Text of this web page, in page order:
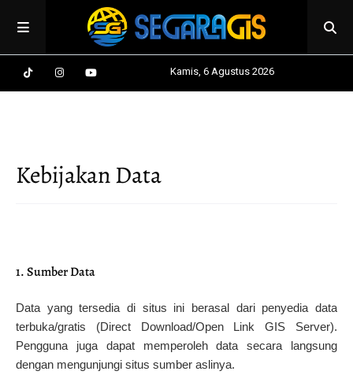
Kamis, 6 Agustus 2026
Kebijakan Data
1. Sumber Data
Data yang tersedia di situs ini berasal dari penyedia data
terbuka/gratis (Direct Download/Open Link GIS Server).
Pengguna juga dapat memperoleh data secara langsung
dengan mengunjungi situs sumber aslinya.